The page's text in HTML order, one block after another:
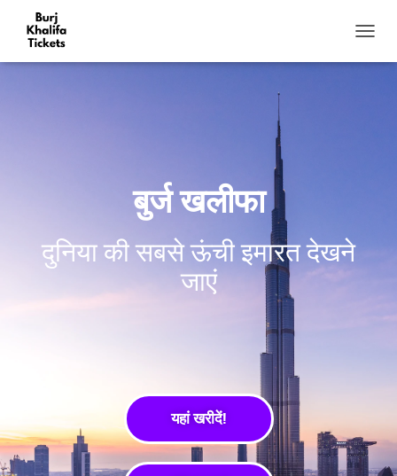
ग
बुर्ज खलीफा
दुनिया की सबसे ऊंची इमारत देखने
जाएं
यहां खरीदें!